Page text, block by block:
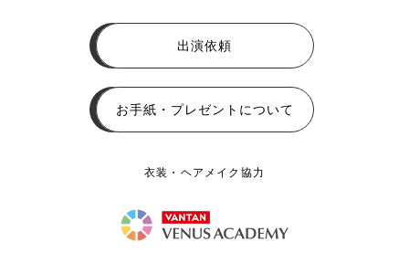
出演依頼
お手紙・プレゼントについて
衣装・ヘアメイク協力